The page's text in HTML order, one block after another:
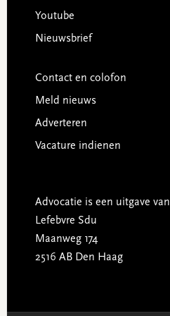
Youtube
Nieuwsbrief
Contact en colofon
Meld nieuws
Adverteren
Vacature indienen
Advocatie is een uitgave van
Lefebvre Sdu
Maanweg 174
2516 AB Den Haag